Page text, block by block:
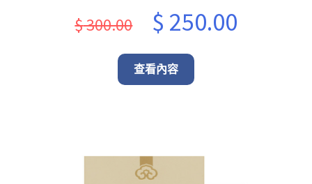
$300.00
Original
price
was:
$ 250.00Current
查看內容